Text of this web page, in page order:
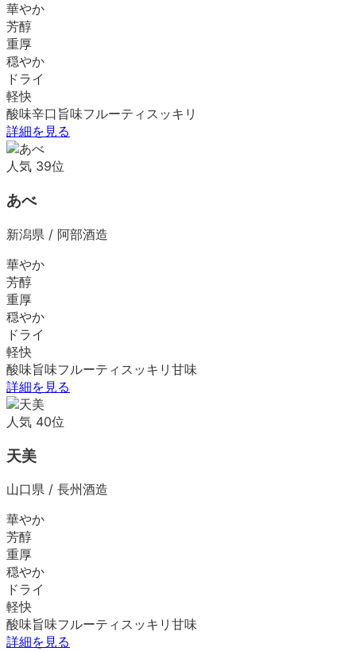
華やか
芳醇
重厚
穏やか
ドライ
軽快
酸味辛口 旨味フルーティ スッキリ
詳細を見る
人気 39位
あべ
新潟県 / 阿部酒造
華やか
芳醇
重厚
穏やか
ドライ
軽快
酸味旨味フルーティ スッキリ 甘味
詳細を見る
人気 40位
天美
山口県 / 長州酒造
華やか
芳醇
重厚
穏やか
ドライ
軽快
酸味旨味フルーティ スッキリ 甘味
詳細を見る